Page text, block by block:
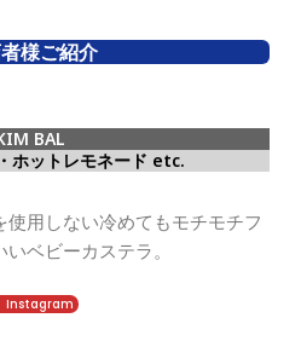
様ご紹介
BAL
ホットレモネード etc.
用しない冷めてもモチモチフ
ベビーカステラ。
Instagram